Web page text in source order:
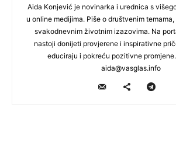
Aida Konjević je novinarka i urednica s
u online medijima. Piše o društvenim
svakodnevnim životnim izazovima. Na
nastoji donijeti provjerene i inspirativne
educiraju i pokreću pozitivne promjene.
aida@vasglas.info